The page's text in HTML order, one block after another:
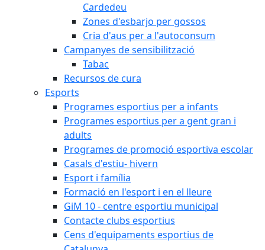
Cardedeu
Zones d'esbarjo per gossos
Cria d'aus per a l'autoconsum
Campanyes de sensibilització
Tabac
Recursos de cura
Esports
Programes esportius per a infants
Programes esportius per a gent gran i
adults
Programes de promoció esportiva escolar
Casals d'estiu- hivern
Esport i família
Formació en l'esport i en el lleure
GiM 10 - centre esportiu municipal
Contacte clubs esportius
Cens d'equipaments esportius de